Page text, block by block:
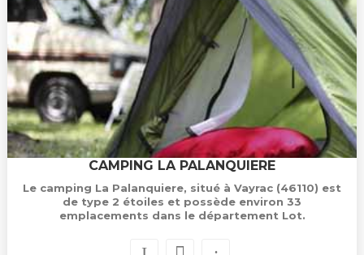
CAMPING LA PALANQUIERE
Le camping La Palanquiere, situé à Vayrac (46110) est
de type 2 étoiles et possède environ 33
emplacements dans le département Lot.